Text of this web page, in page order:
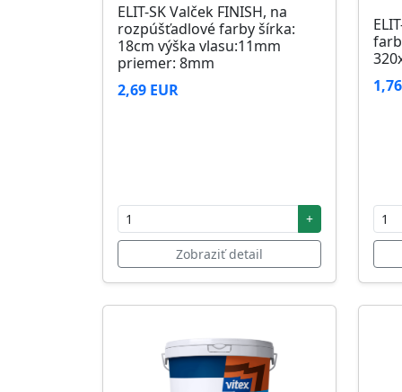
ELIT-SK Valček FINISH, na
rozpúšťadlové farby šírka:
18cm výška vlasu:11mm
priemer: 8mm
2,69 EUR
+
Zobraziť detail